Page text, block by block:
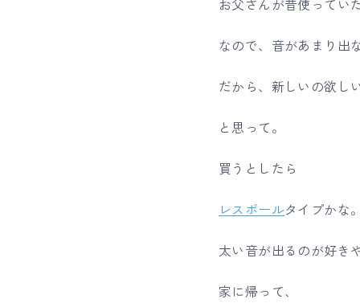
お父さんが昔使ってい
なので、音があまり出
だから、新しいの欲し
と思って。
買うとしたら
レスポールタイプかな。
太い音が出るのが好き
家に帰って、